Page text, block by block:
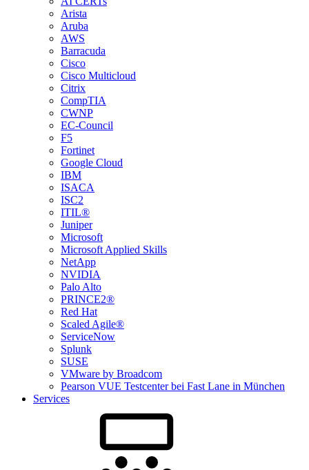
Arista
Aruba
AWS
Barracuda
Cisco
Cisco Multicloud
Citrix
CompTIA
CWNP
EC-Council
F5
Fortinet
Google Cloud
IBM
ISACA
ISC2
ITIL®
Juniper
Microsoft
Microsoft Applied Skills
NetApp
NVIDIA
Palo Alto
PRINCE2®
Red Hat
Scaled Agile®
ServiceNow
Splunk
SUSE
VMware by Broadcom
Pearson VUE Testcenter bei Fast Lane in München
Services